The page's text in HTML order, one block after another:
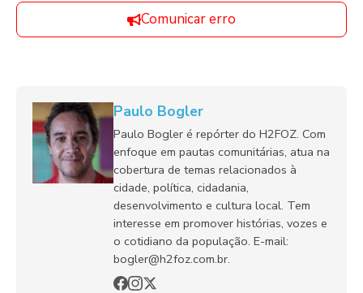
Comunicar erro
Paulo Bogler
Paulo Bogler é repórter do H2FOZ. Com
enfoque em pautas comunitárias, atua na
cobertura de temas relacionados à
cidade, política, cidadania,
desenvolvimento e cultura local. Tem
interesse em promover histórias, vozes e
o cotidiano da população. E-mail:
bogler@h2foz.com.br.